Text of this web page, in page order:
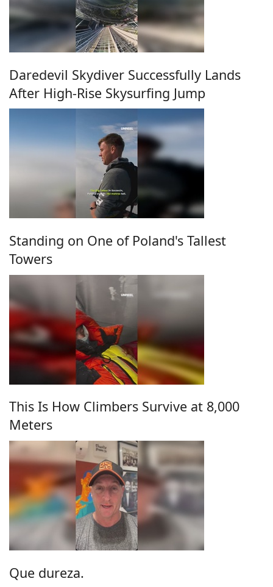
Daredevil Skydiver Successfully Lands
After High-Rise Skysurfing Jump
Standing on One of Poland's Tallest
Towers
This Is How Climbers Survive at 8,000
Meters
Que dureza.